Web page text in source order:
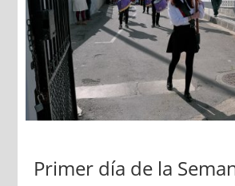
Primer día de la